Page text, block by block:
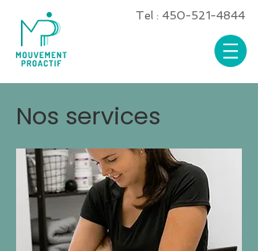
Tel : 450-521-4844
Nos services